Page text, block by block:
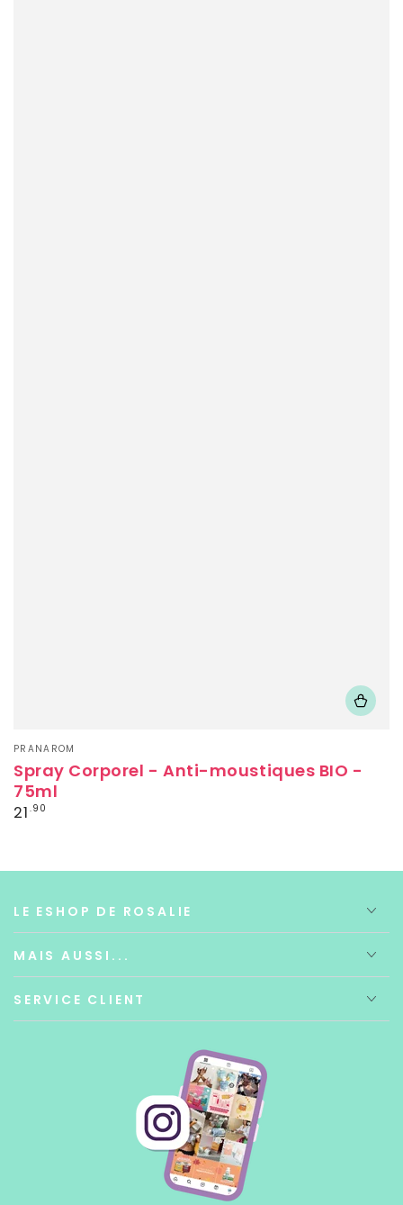
Fournisseur:
PRANAROM
Spray Corporel - Anti-moustiques BIO -
75ml
Prix
21 .90
LE ESHOP DE ROSALIE
MAIS AUSSI...
SERVICE CLIENT